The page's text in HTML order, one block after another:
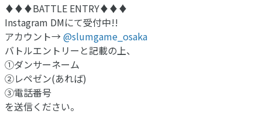
♦︎♦︎♦︎BATTLE ENTRY♦︎♦︎♦︎
Instagram DMにて受付中!!
アカウント→@slumgame_osaka
バトルエントリーと記載の上、
①ダンサーネーム
②レペゼン(あれば)
③電話番号
を送信ください。